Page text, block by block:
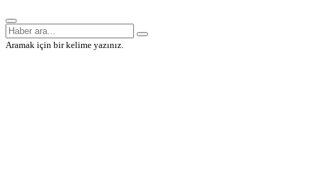
Aramak için bir kelime yazınız.